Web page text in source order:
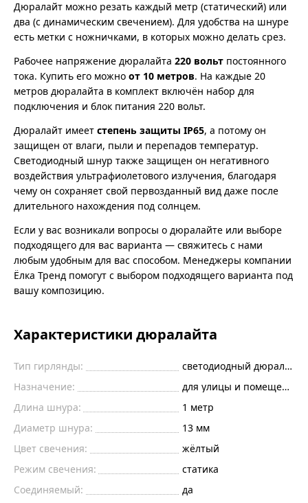
Дюралайт можно резать каждый метр (статический) или
два (с динамическим свечением). Для удобства на шнуре
есть метки с ножничками, в которых можно делать срез.
Рабочее напряжение дюралайта 220 вольт постоянного
тока. Купить его можно от 10 метров. На каждые 20
метров дюралайта в комплект включён набор для
подключения и блок питания 220 вольт.
Дюралайт имеет степень защиты IP65, а потому он
защищен от влаги, пыли и перепадов температур.
Светодиодный шнур также защищен он негативного
воздействия ультрафиолетового излучения, благодаря
чему он сохраняет свой первозданный вид даже после
длительного нахождения под солнцем.
Если у вас возникали вопросы о дюралайте или выборе
подходящего для вас варианта — свяжитесь с нами
любым удобным для вас способом. Менеджеры компании
Ёлка Тренд помогут с выбором подходящего варианта под
вашу композицию.
Характеристики дюралайта
Тип гирлянды:
светодиодный дюралайт
Назначение:
для улицы и помещений
Длина шнура:
1 метр
Диаметр шнура:
13 мм
Цвет свечения:
жёлтый
Режим свечения:
статика
Соединяемый:
да